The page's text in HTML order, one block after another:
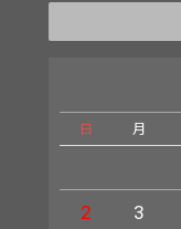
日 月
2
3